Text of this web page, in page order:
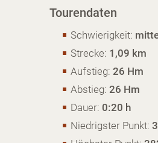
Tourendaten
Schwierigkeit:
Strecke: 1,09 km
Aufstieg: 26 Hm
Abstieg: 26 Hm
Dauer: 0:20 h
Niedrigster Punkt: